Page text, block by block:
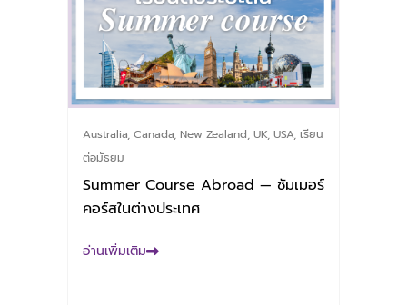
Australia, Canada, New Zealand, UK, USA, เรียน
ต่อมัธยม
Summer Course Abroad — ซัมเมอร์
คอร์สในต่างประเทศ
อ่านเพิ่มเติม